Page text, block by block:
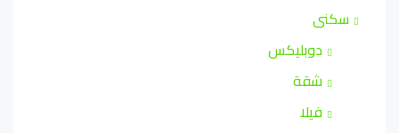
سكنى
دوبليكس
شقة
فيلا